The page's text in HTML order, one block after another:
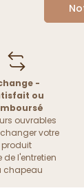
-
ou
ouvrables
votre
produit
de l'entretien
chapeau